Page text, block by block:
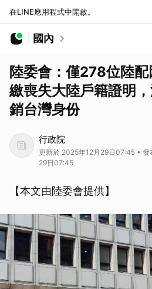
在LINE應用程式中開啟。
國內
陸委會：僅278位陸
繳喪失大陸戶籍證明
銷台灣身份
行政院
更新於 2025年12月29日07:45 • 發
29日07:45
【本文由陸委會提供】